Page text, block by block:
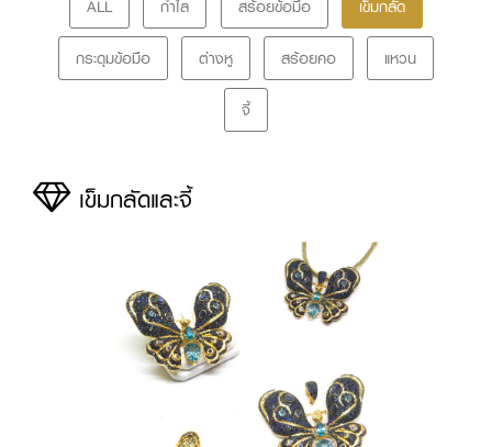
ALL กำไล สร้อยข้อมือ เข็มกลัด
กระดุมข้อมือ ต่างหู สร้อยคอ แหวน
จี้
เข็มกลัดและจี้